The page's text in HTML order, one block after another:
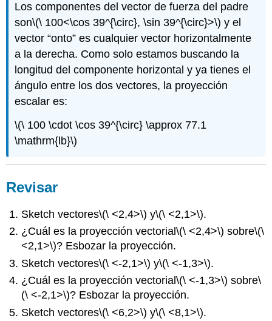
Los componentes del vector de fuerza del padre
son\(\ 100<\cos 39^{\circ}, \sin 39^{\circ}>\) y el
vector “onto” es cualquier vector horizontalmente
a la derecha. Como solo estamos buscando la
longitud del componente horizontal y ya tienes el
ángulo entre los dos vectores, la proyección
escalar es:
\(\ 100 \cdot \cos 39^{\circ} \approx 77.1
\mathrm{lb}\)
Revisar
Sketch vectores\(\ <2,4>\) y\(\ <2,1>\).
¿Cuál es la proyección vectorial\(\ <2,4>\) sobre\(\
<2,1>\)? Esbozar la proyección.
Sketch vectores\(\ <-2,1>\) y\(\ <-1,3>\).
¿Cuál es la proyección vectorial\(\ <-1,3>\) sobre\
(\ <-2,1>\)? Esbozar la proyección.
Sketch vectores\(\ <6,2>\) y\(\ <8,1>\).